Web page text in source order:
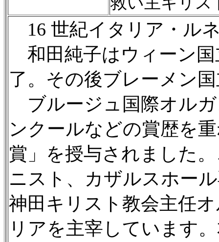
16 世紀イタリア・ル
和田純子はウィーン国
了。その後ブレーメン
ブルージュ国際オル
ンクールなどの賞歴を
賞」を授与されました
ニスト、カザルスホー
神田キリスト教会主任
リアを主宰しています